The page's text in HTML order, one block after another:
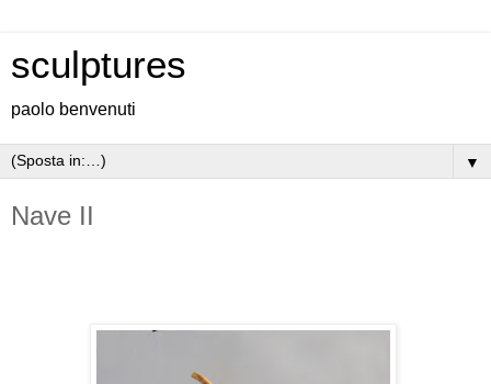
sculptures
paolo benvenuti
▼
Nave II